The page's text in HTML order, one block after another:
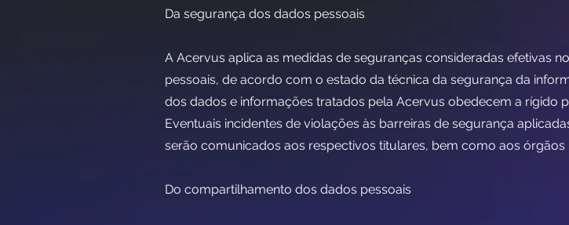
Da segurança dos dados pessoais
A Acervus aplica as medidas de seguranças consideradas efetivas
pessoais, de acordo com o estado da técnica da segurança da
dos dados e informações tratados pela Acervus obedecem a rígido
Eventuais incidentes de violações às barreiras de segurança
serão comunicados aos respectivos titulares, bem como aos
Do compartilhamento dos dados pessoais